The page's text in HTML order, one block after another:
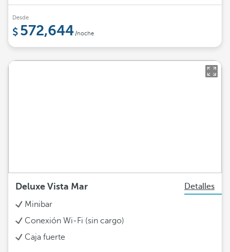
Desde
572,644 /noche
Deluxe Vista Mar
Detalles
Minibar
Conexión Wi-Fi (sin cargo)
Caja fuerte